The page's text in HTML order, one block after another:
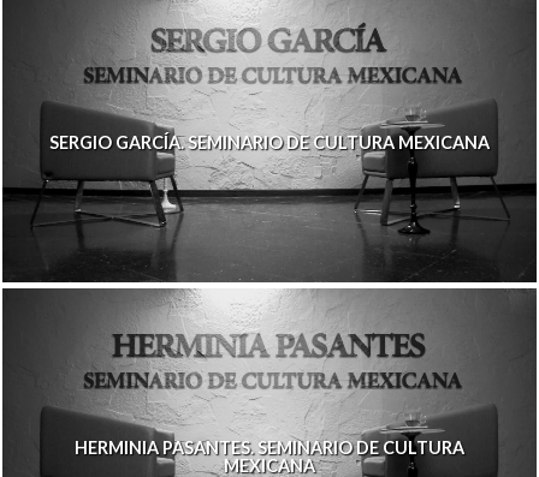
SERGIO GARCÍA. SEMINARIO DE CULTURA MEXICANA
HERMINIA PASANTES. SEMINARIO DE CULTURA
MEXICANA